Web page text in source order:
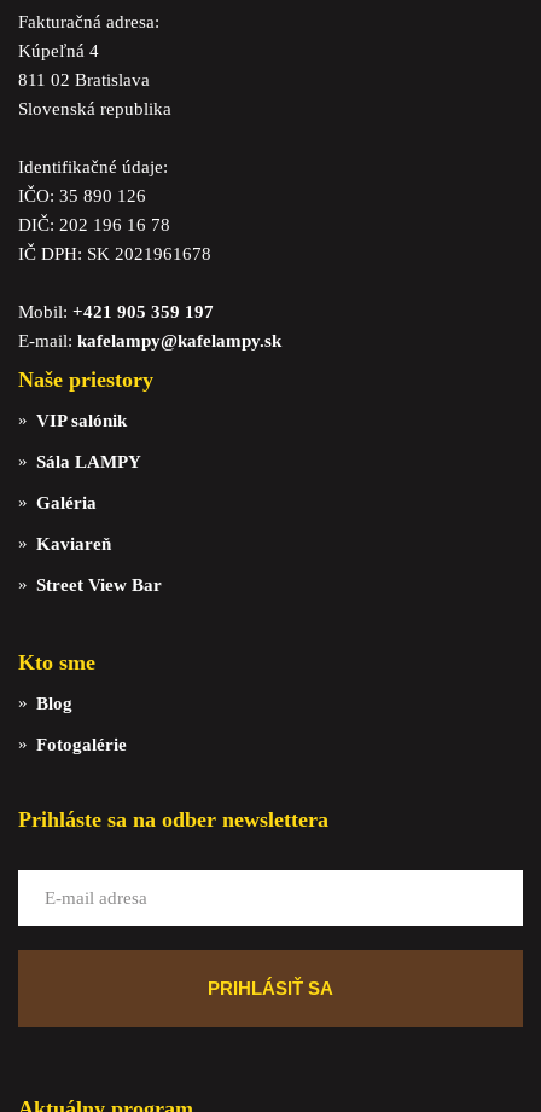
Fakturačná adresa:
Kúpeľná 4
811 02 Bratislava
Slovenská republika
Identifikačné údaje:
IČO: 35 890 126
DIČ: 202 196 16 78
IČ DPH: SK 2021961678
Mobil: +421 905 359 197
E-mail: kafelampy@kafelampy.sk
Naše priestory
VIP salónik
Sála LAMPY
Galéria
Kaviareň
Street View Bar
Kto sme
Blog
Fotogalérie
Prihláste sa na odber newslettera